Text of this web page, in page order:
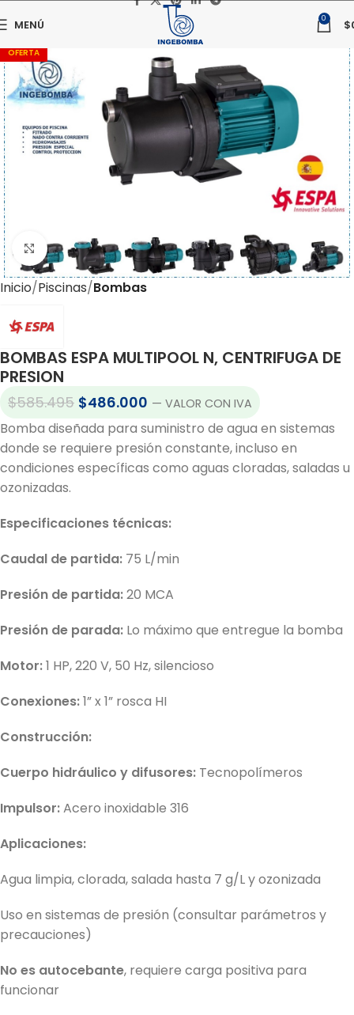
MENÚ 0 $
OFERTA
Haga clic para ampliar
Inicio Piscinas Bombas
BOMBAS ESPA MULTIPOOL N, CENTRIFUGA DE
PRESION
$585.495 $486.000 — VALOR CON IVA
Bomba diseñada para suministro de agua en sistemas
donde se requiere presión constante, incluso en
condiciones específicas como aguas cloradas, saladas u
ozonizadas.
Especificaciones técnicas:
Caudal de partida: 75 L/min
Presión de partida:20 MCA
Presión de parada: Lo máximo que entregue la bomba
Motor:1 HP, 220 V, 50 Hz, silencioso
Conexiones:1” x 1” rosca HI
Construcción:
Cuerpo hidráulico y difusores: Tecnopolímeros
Impulsor:Acero inoxidable 316
Aplicaciones:
Agua limpia, clorada, salada hasta 7 g/L y ozonizada
Uso en sistemas de presión (consultar parámetros y
precauciones)
No es autocebante, requiere carga positiva para
funcionar